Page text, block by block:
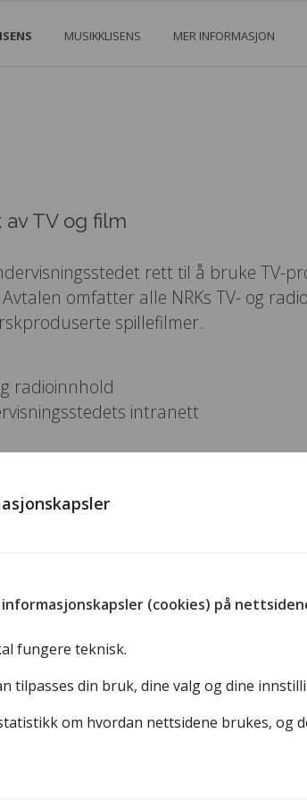
(cookies) på
fungere teknisk.
tilpasses din bruk, dine valg og dine
om hvordan nettsidene brukes, og
MUSIKKLISENS MER INFORMASJON
TV og film
rett til å bruke TV-
omfatter alle NRKs TV- og
spillefilmer.
radioinnhold
intranett
fra
skolene
spillefilmer